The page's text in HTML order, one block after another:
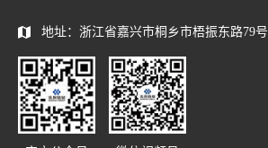
地址：浙江省嘉兴市桐乡市梧振东路79号